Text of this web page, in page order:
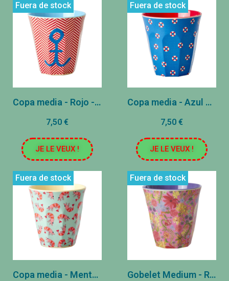
Fuera de stock
Copa media - Rojo - Anchor Print
7,50 €
JE LE VEUX !
Fuera de stock
Copa media - Azul oscuro - Lifeline Print
7,50 €
JE LE VEUX !
Fuera de stock
Copa media - Menta Azul - Camarones - Mediana
Fuera de stock
Gobelet Medium - Rojo - Swedish Flower Print